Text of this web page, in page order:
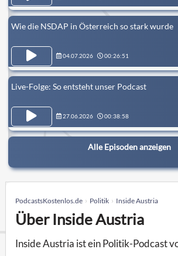
Wie die NSDAP in Österreich so stark wurde
04.07.2026 00:26:51
Live-Folge: So entsteht unser Podcast
27.06.2026 00:38:58
Alle Episoden anzeigen
PodcastsKostenlos.de Politik Inside Austria
Über Inside Austria
Inside Austria ist ein Politik-Podcast